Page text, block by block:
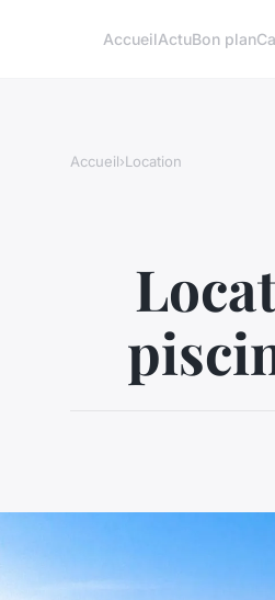
AccueilActuBon plan
Accueil›Location